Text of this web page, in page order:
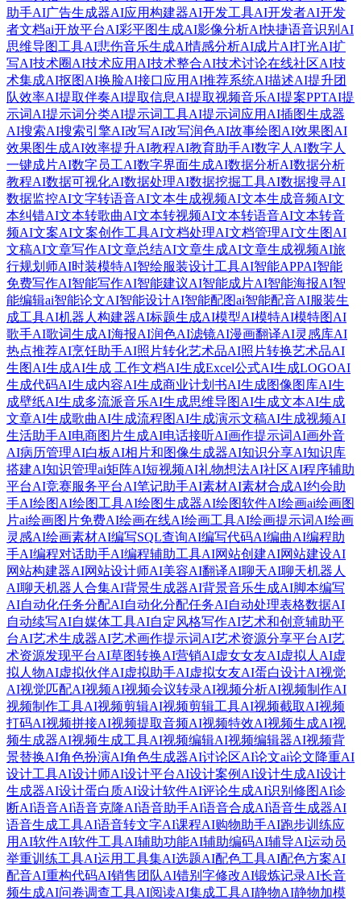
助手AI广告生成器AI应用构建器AI开发工具AI开发者AI开发
者文档ai开放平台AI彩平图生成AI影像分析AI快捷语音识别 AI
思维导图工具AI悲伤音乐生成AI情感分析AI成片AI打光AI扩
写AI技术圈AI技术应用 AI技术整合AI技术讨论在线社区AI技
术集成AI抠图AI换脸AI接口应用 AI推荐系统AI描述AI提升团
队效率AI提取伴奏AI提取信息AI提取视频音乐AI提案PPTAI提
示词AI提示词分类AI提示词工具AI提示词应用 AI插图生成器
AI搜索AI搜索引擎AI改写AI改写润色AI故事绘图AI效果图AI
效果图生成AI效率提升AI教程AI教育助手AI数字人 AI数字人
一键成片AI数字员工AI数字界面生成AI数据分析AI数据分析
教程AI数据可视化AI数据处理AI数据挖掘工具AI数据搜寻AI
数据监控AI文字转语音AI文本生成视频AI文本生成音频AI文
本纠错AI文本转歌曲AI文本转视频AI文本转语音AI文本转音
频AI文案AI文案创作工具AI文档处理AI文档管理AI文生图AI
文稿AI文章写作AI文章总结AI文章生成AI文章生成视频AI旅
行规划师AI时装模特AI智绘服装设计工具AI智能APPAI智能
免费写作AI智能写作AI智能建议AI智能成片AI智能海报AI智
能编辑ai智能论文AI智能设计AI智能配图ai智能配音AI服装生
成工具AI机器人构建器AI标题生成AI模型AI模特AI模特图AI
歌手AI歌词生成AI海报AI润色AI滤镜AI漫画翻译AI灵感库AI
热点推荐AI烹饪助手AI照片转化艺术品AI照片转换艺术品AI
生图AI生成AI生成 工作文档AI生成Excel公式AI生成LOGOAI
生成代码AI生成内容AI生成商业计划书AI生成图像图库AI生
成壁纸AI生成多流派音乐AI生成思维导图AI生成文本AI生成
文章AI生成歌曲AI生成流程图AI生成演示文稿AI生成视频AI
生活助手AI电商图片生成AI电话接听AI画作提示词AI画外音
AI病历管理AI白板AI相片和图像生成器AI知识分享AI知识库
搭建AI知识管理ai矩阵AI短视频AI礼物想法AI社区AI程序辅助
平台AI竞赛服务平台AI笔记助手AI素材AI素材合成AI约会助
手AI绘图AI绘图工具AI绘图生成器AI绘图软件AI绘画ai绘画图
片ai绘画图片免费AI绘画在线AI绘画工具AI绘画提示词AI绘画
灵感AI绘画素材AI编写SQL查询AI编写代码AI编曲AI编程助
手AI编程对话助手AI编程辅助工具AI网站创建AI网站建设AI
网站构建器AI网站设计师AI美容AI翻译AI聊天AI聊天机器人
AI聊天机器人合集AI背景生成器AI背景音乐生成AI脚本编写
AI自动化任务分配AI自动化分配任务AI自动处理表格数据AI
自动续写AI自媒体工具AI自定风格写作AI艺术和创意辅助平
台AI艺术生成器AI艺术画作提示词AI艺术资源分享平台AI艺
术资源发现平台AI草图转换AI营销AI虚女女友AI虚拟人 AI虚
拟人物AI虚拟伙伴AI虚拟助手AI虚拟女友AI蛋白设计AI视觉
AI视觉匹配AI视频AI视频会议转录AI视频分析AI视频制作AI
视频制作工具AI视频剪辑AI视频剪辑工具AI视频截取AI视频
打码AI视频拼接AI视频提取音频AI视频特效AI视频生成AI视
频生成器AI视频生成工具AI视频编辑AI视频编辑器AI视频背
景替换AI角色扮演AI角色生成器AI讨论区AI论文ai论文降重AI
设计工具AI设计师AI设计平台AI设计案例 AI设计生成AI设计
生成器AI设计蛋白质AI设计软件AI评论生成AI识别修图AI诊
断AI语音AI语音克隆AI语音助手AI语音合成AI语音生成器AI
语音生成工具AI语音转文字AI课程AI购物助手AI跑步训练应
用 AI软件AI软件工具AI辅助功能AI辅助编码AI辅导AI运动员
举重训练工具AI运用工具集AI选题AI配色工具AI配色方案AI
配音AI重构代码AI销售团队AI错别字修改AI锻炼记录AI长音
频生成AI问卷调查工具AI阅读AI集成工具AI静物AI静物加模